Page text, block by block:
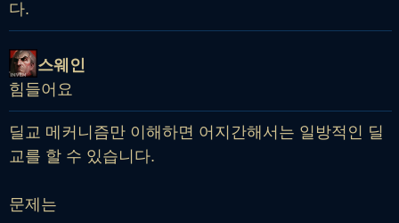
다.
스웨인
힘들어요
딜교 메커니즘만 이해하면 어지간해서는 일방적인 딜
교를 할 수 있습니다.
문제는